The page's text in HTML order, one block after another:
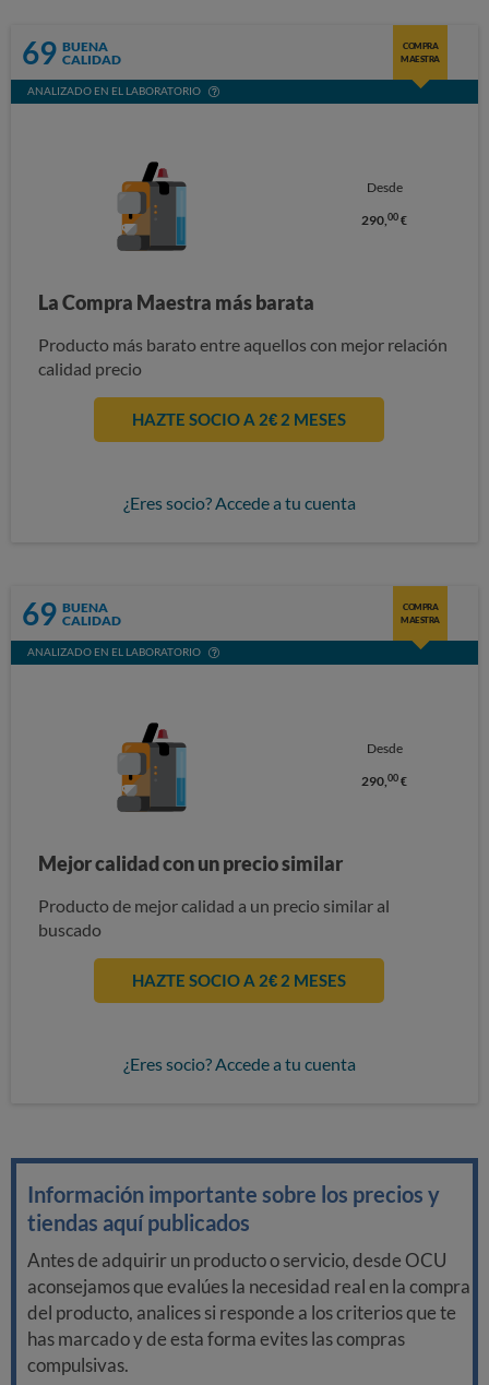
69 BUENA
CALIDAD
COMPRA
MAESTRA
ANALIZADO EN EL LABORATORIO
Desde
290,00 €
La Compra Maestra más barata
Producto más barato entre aquellos con mejor relación
calidad precio
HAZTE SOCIO A 2€ 2 MESES
¿Eres socio? Accede a tu cuenta
69 BUENA
CALIDAD
COMPRA
MAESTRA
ANALIZADO EN EL LABORATORIO
Desde
290,00 €
Mejor calidad con un precio similar
Producto de mejor calidad a un precio similar al
buscado
HAZTE SOCIO A 2€ 2 MESES
¿Eres socio? Accede a tu cuenta
Información importante sobre los precios y
tiendas aquí publicados
Antes de adquirir un producto o servicio, desde OCU
aconsejamos que evalúes la necesidad real en la compra
del producto, analices si responde a los criterios que te
has marcado y de esta forma evites las compras
compulsivas.